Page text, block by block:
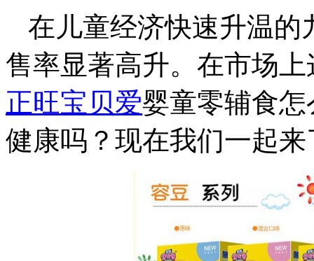
在儿童经济快速升温的
售率显著高升。在市场
正旺宝贝爱婴童零辅食
健康吗？现在我们一起来